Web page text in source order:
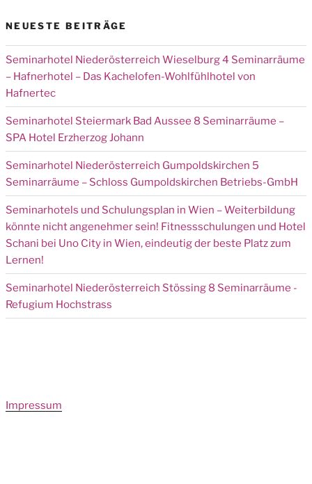
NEUESTE BEITRÄGE
Seminarhotel Niederösterreich Wieselburg 4 Seminarräume
– Hafnerhotel – Das Kachelofen-Wohlfühlhotel von
Hafnertec
Seminarhotel Steiermark Bad Aussee 8 Seminarräume –
SPA Hotel Erzherzog Johann
Seminarhotel Niederösterreich Gumpoldskirchen 5
Seminarräume – Schloss Gumpoldskirchen Betriebs-GmbH
Seminarhotels und Schulungsplan in Wien – Weiterbildung
könnte nicht angenehmer sein! Fitnessschulungen und Hotel
Schani bei Uno City in Wien, eindeutig der beste Platz zum
Lernen!
Seminarhotel Niederösterreich Stössing 8 Seminarräume -
Refugium Hochstrass
Impressum